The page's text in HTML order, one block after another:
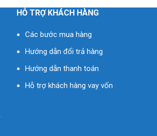
HỖ TRỢ KHÁCH HÀNG
Các bước mua hàng
Hướng dẫn đổi trả hàng
Hướng dẫn thanh toán
Hỗ trợ khách hàng vay vốn